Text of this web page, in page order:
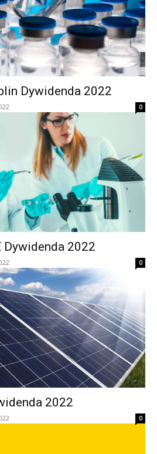
Dywidenda 2022
0
Dywidenda 2022
0
2022
0